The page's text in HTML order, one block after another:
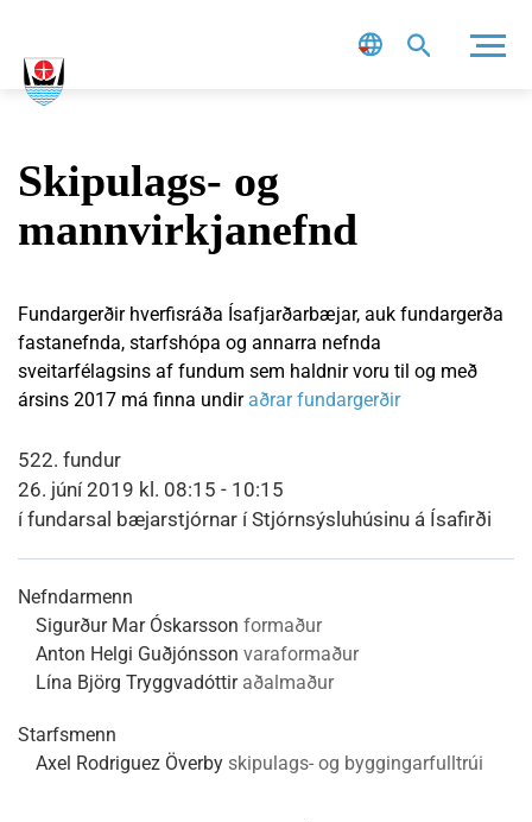
Skipulags- og
mannvirkjanefnd
Fundargerðir hverfisráða Ísafjarðarbæjar, auk fundargerða
fastanefnda, starfshópa og annarra nefnda
sveitarfélagsins af fundum sem haldnir voru til og með
ársins 2017 má finna undir aðrar fundargerðir
522. fundur
26. júní 2019 kl. 08:15 - 10:15
í fundarsal bæjarstjórnar í Stjórnsýsluhúsinu á Ísafirði
Nefndarmenn
Sigurður Mar Óskarsson formaður
Anton Helgi Guðjónsson varaformaður
Lína Björg Tryggvadóttir aðalmaður
Starfsmenn
Axel Rodriguez Överby skipulags- og byggingarfulltrúi